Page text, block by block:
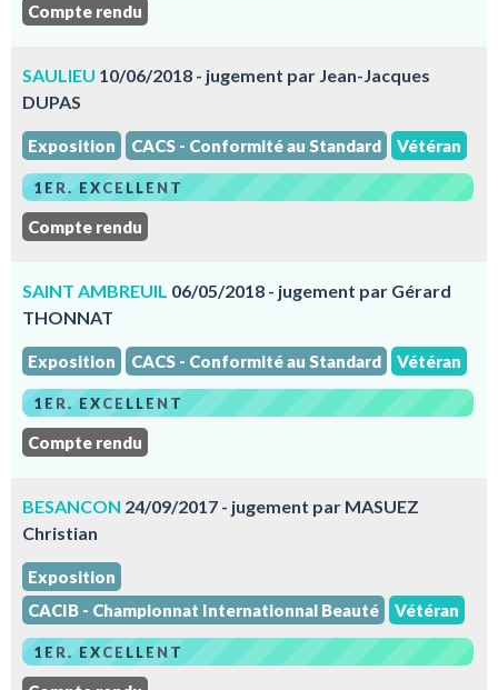
Compte rendu
SAULIEU 10/06/2018 - jugement par Jean-Jacques
DUPAS
Exposition CACS - Conformité au Standard Vétéran
1ER. EXCELLENT
Compte rendu
SAINT AMBREUIL 06/05/2018 - jugement par Gérard
THONNAT
Exposition CACS - Conformité au Standard Vétéran
1ER. EXCELLENT
Compte rendu
BESANCON 24/09/2017 - jugement par MASUEZ
Christian
Exposition
CACIB - Championnat Internationnal Beauté
Vétéran
1ER. EXCELLENT